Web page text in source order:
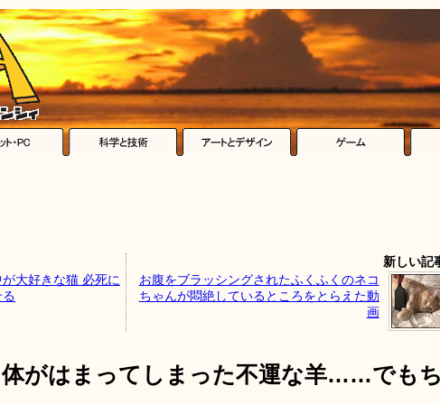
大好きな猫 必死に
新しい記
お腹をブラッシングされたふくふくのネコ
ちゃんが悶絶しているところをとらえた動
画
がはまってしまった不運な羊……でも